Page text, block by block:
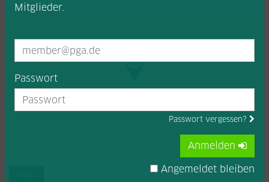
Mitglieder.
Passwort
Passwort vergessen?
Anmelden
Angemeldet bleiben